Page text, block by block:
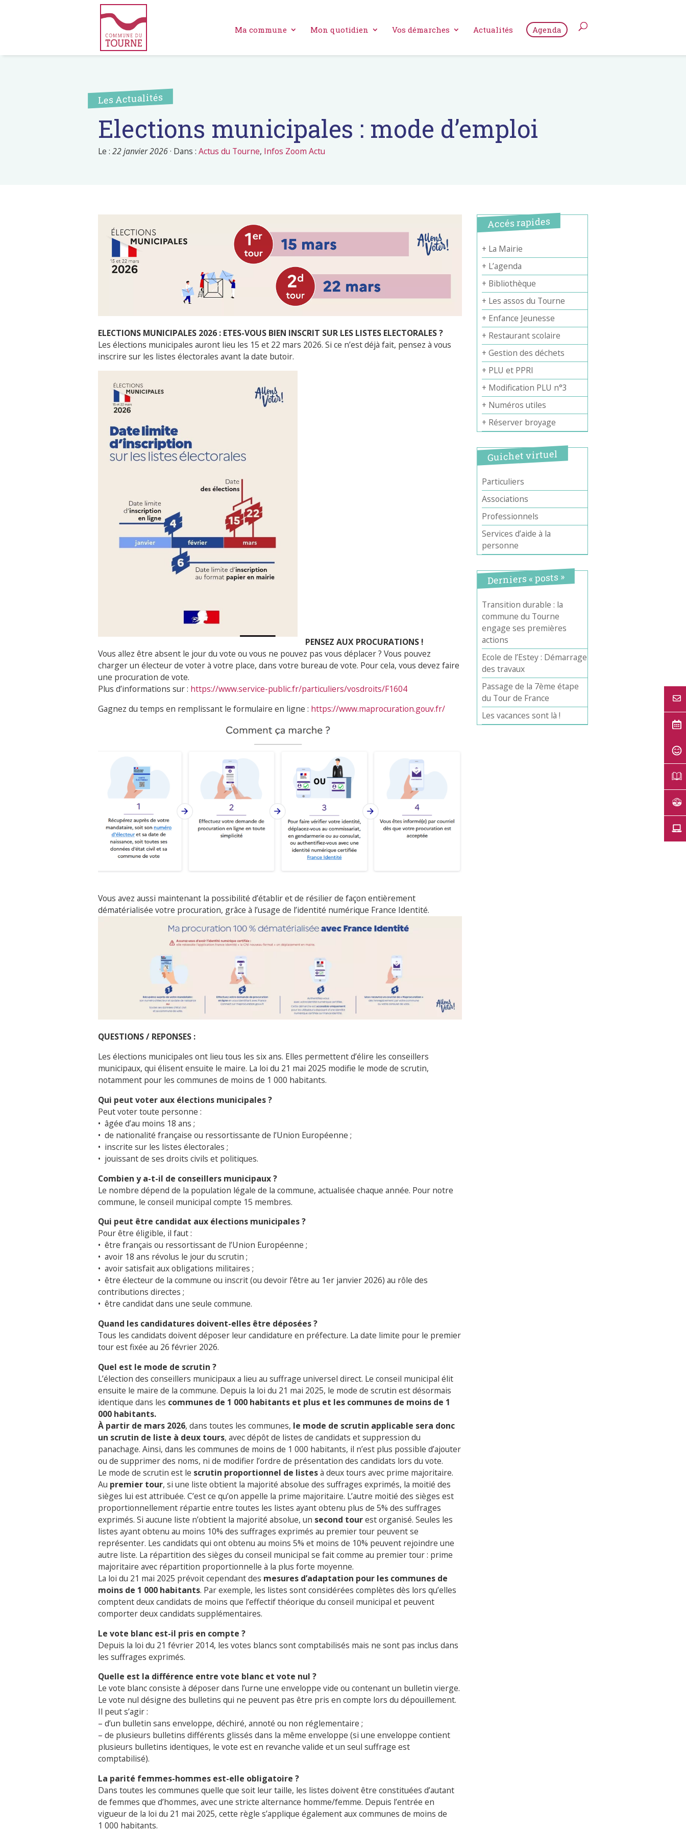
Ma commune Mon quotidien Vos démarches Actualités Agenda
Les Actualités
Elections municipales : mode d’emploi
Le : 22 janvier 2026· Dans : Actus du Tourne, Infos Zoom Actu
ELECTIONS MUNICIPALES 2026 : ETES-VOUS BIEN INSCRIT SUR LES LISTES ELECTORALES ?
Les élections municipales auront lieu les 15 et 22 mars 2026. Si ce n’est déjà fait, pensez à vous
inscrire sur les listes électorales avant la date butoir.
PENSEZ AUX PROCURATIONS !
Vous allez être absent le jour du vote ou vous ne pouvez pas vous déplacer ? Vous pouvez
charger un électeur de voter à votre place, dans votre bureau de vote. Pour cela, vous devez faire
une procuration de vote.
Plus d’informations sur : https://www.service-public.fr/particuliers/vosdroits/F1604
Gagnez du temps en remplissant le formulaire en ligne : https://www.maprocuration.gouv.fr/
Vous avez aussi maintenant la possibilité d’établir et de résilier de façon entièrement
dématérialisée votre procuration, grâce à l’usage de l’identité numérique France Identité.
QUESTIONS / REPONSES :
Les élections municipales ont lieu tous les six ans. Elles permettent d’élire les conseillers
municipaux, qui élisent ensuite le maire. La loi du 21 mai 2025 modifie le mode de scrutin,
notamment pour les communes de moins de 1 000 habitants.
Qui peut voter aux élections municipales ?
Peut voter toute personne :
• âgée d’au moins 18 ans ;
• de nationalité française ou ressortissante de l’Union Européenne ;
• inscrite sur les listes électorales ;
• jouissant de ses droits civils et politiques.
Combien y a-t-il de conseillers municipaux ?
Le nombre dépend de la population légale de la commune, actualisée chaque année. Pour notre
commune, le conseil municipal compte 15 membres.
Qui peut être candidat aux élections municipales ?
Pour être éligible, il faut :
• être français ou ressortissant de l’Union Européenne ;
• avoir 18 ans révolus le jour du scrutin ;
• avoir satisfait aux obligations militaires ;
• être électeur de la commune ou inscrit (ou devoir l’être au 1er janvier 2026) au rôle des
contributions directes ;
• être candidat dans une seule commune.
Quand les candidatures doivent-elles être déposées ?
Tous les candidats doivent déposer leur candidature en préfecture. La date limite pour le premier
tour est fixée au 26 février 2026.
Quel est le mode de scrutin ?
L’élection des conseillers municipaux a lieu au suffrage universel direct. Le conseil municipal élit
ensuite le maire de la commune. Depuis la loi du 21 mai 2025, le mode de scrutin est désormais
identique dans les communes de 1 000 habitants et plus et les communes de moins de 1
000 habitants.
À partir de mars 2026, dans toutes les communes, le mode de scrutin applicable sera donc
un scrutin de liste à deux tours, avec dépôt de listes de candidats et suppression du
panachage. Ainsi, dans les communes de moins de 1 000 habitants, il n’est plus possible d’ajouter
ou de supprimer des noms, ni de modifier l’ordre de présentation des candidats lors du vote.
Le mode de scrutin est le scrutin proportionnel de listesà deux tours avec prime majoritaire.
Au premier tour, si une liste obtient la majorité absolue des suffrages exprimés, la moitié des
sièges lui est attribuée. C’est ce qu’on appelle la prime majoritaire. L’autre moitié des sièges est
proportionnellement répartie entre toutes les listes ayant obtenu plus de 5% des suffrages
exprimés. Si aucune liste n’obtient la majorité absolue, un second tourest organisé. Seules les
listes ayant obtenu au moins 10% des suffrages exprimés au premier tour peuvent se
représenter. Les candidats qui ont obtenu au moins 5% et moins de 10% peuvent rejoindre une
autre liste. La répartition des sièges du conseil municipal se fait comme au premier tour : prime
majoritaire avec répartition proportionnelle à la plus forte moyenne.
La loi du 21 mai 2025 prévoit cependant des mesures d’adaptation pour les communes de
moins de 1 000 habitants. Par exemple, les listes sont considérées complètes dès lors qu’elles
comptent deux candidats de moins que l’effectif théorique du conseil municipal et peuvent
comporter deux candidats supplémentaires.
Le vote blanc est-il pris en compte ?
Depuis la loi du 21 février 2014, les votes blancs sont comptabilisés mais ne sont pas inclus dans
les suffrages exprimés.
Quelle est la différence entre vote blanc et vote nul ?
Le vote blanc consiste à déposer dans l’urne une enveloppe vide ou contenant un bulletin vierge.
Le vote nul désigne des bulletins qui ne peuvent pas être pris en compte lors du dépouillement.
Il peut s’agir :
– d’un bulletin sans enveloppe, déchiré, annoté ou non réglementaire ;
– de plusieurs bulletins différents glissés dans la même enveloppe (si une enveloppe contient
plusieurs bulletins identiques, le vote est en revanche valide et un seul suffrage est
comptabilisé).
La parité femmes-hommes est-elle obligatoire ?
Dans toutes les communes quelle que soit leur taille, les listes doivent être constituées d’autant
de femmes que d’hommes, avec une stricte alternance homme/femme. Depuis l’entrée en
vigueur de la loi du 21 mai 2025, cette règle s’applique également aux communes de moins de
1 000 habitants.
Accés rapides
+ La Mairie
+ L’agenda
+ Bibliothèque
+ Les assos du Tourne
+ Enfance Jeunesse
+ Restaurant scolaire
+ Gestion des déchets
+ PLU et PPRI
+ Modification PLU n°3
+ Numéros utiles
+ Réserver broyage
Guichet virtuel
Particuliers
Associations
Professionnels
Services d’aide à la
personne
Derniers « posts »
Transition durable : la
commune du Tourne
engage ses premières
actions
Ecole de l’Estey : Démarrage
des travaux
Passage de la 7ème étape
du Tour de France
Les vacances sont là !